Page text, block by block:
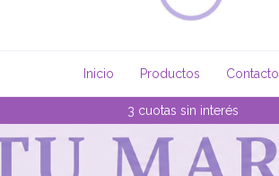
3 cuotas sin interés
Inicio Productos Contacto